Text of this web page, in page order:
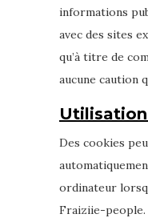
informations
avec des sites
qu’à titre de
aucune caution
Des cookies
ordinateur
Fraiziie-people.